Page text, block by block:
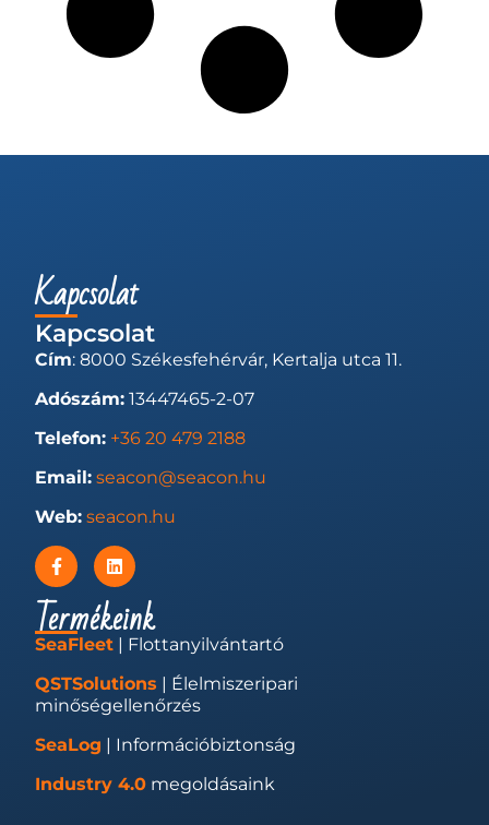
Kapcsolat
Kapcsolat
Cím: 8000 Székesfehérvár, Kertalja utca 11.
Adószám: 13447465-2-07
Telefon: +36 20 479 2188
Email: seacon@seacon.hu
Web: seacon.hu
Termékeink
SeaFleet | Flottanyilvántartó
QSTSolutions | Élelmiszeripari
minőségellenőrzés
SeaLog | Információbiztonság
Industry 4.0 megoldásaink